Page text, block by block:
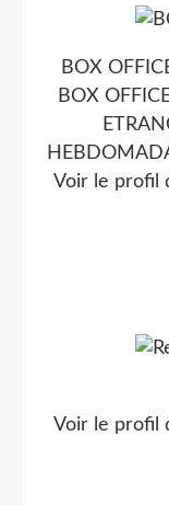
BOX
BOX
Voir le profil
Voir le profil